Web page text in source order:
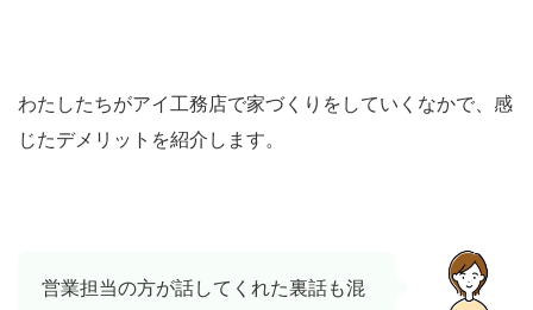
わたしたちがアイ工務店で家づくりをしていくなかで、感
じたデメリットを紹介します。
営業担当の方が話してくれた裏話も混